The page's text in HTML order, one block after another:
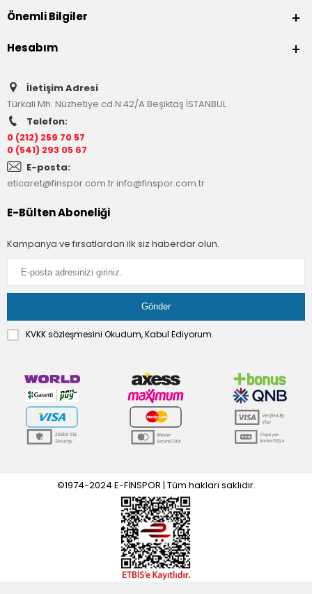
Önemli Bilgiler
Hesabım
İletişim Adresi
Türkali Mh. Nüzhetiye cd.N:42/A Beşiktaş İSTANBUL
Telefon:
0 (212) 259 70 57
0 (541) 293 05 67
E-posta:
eticaret@finspor.com.trinfo@finspor.com.tr
E-Bülten Aboneliği
Kampanya ve fırsatlardan ilk siz haberdar olun.
KVKK sözleşmesini Okudum, Kabul Ediyorum.
©1974-2024 E-FİNSPOR | Tüm hakları saklıdır.